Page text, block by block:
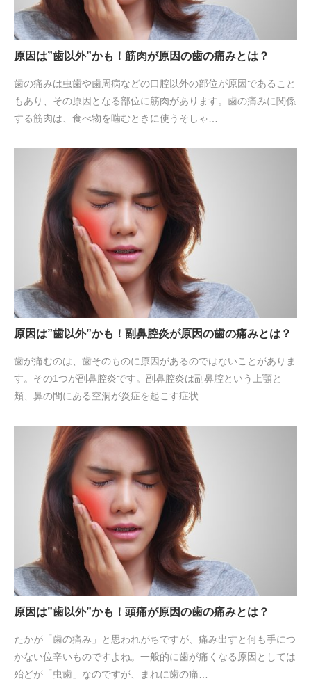
原因は”歯以外”かも！筋肉が原因の歯の痛みとは？
歯の痛みは虫歯や歯周病などの口腔以外の部位が原因であること
もあり、その原因となる部位に筋肉があります。歯の痛みに関係
する筋肉は、食べ物を噛むときに使うそしゃ…
原因は”歯以外”かも！副鼻腔炎が原因の歯の痛みとは？
歯が痛むのは、歯そのものに原因があるのではないことがありま
す。その1つが副鼻腔炎です。副鼻腔炎は副鼻腔という上顎と
頬、鼻の間にある空洞が炎症を起こす症状…
原因は”歯以外”かも！頭痛が原因の歯の痛みとは？
たかが「歯の痛み」と思われがちですが、痛み出すと何も手につ
かない位辛いものですよね。一般的に歯が痛くなる原因としては
殆どが「虫歯」なのですが、まれに歯の痛…